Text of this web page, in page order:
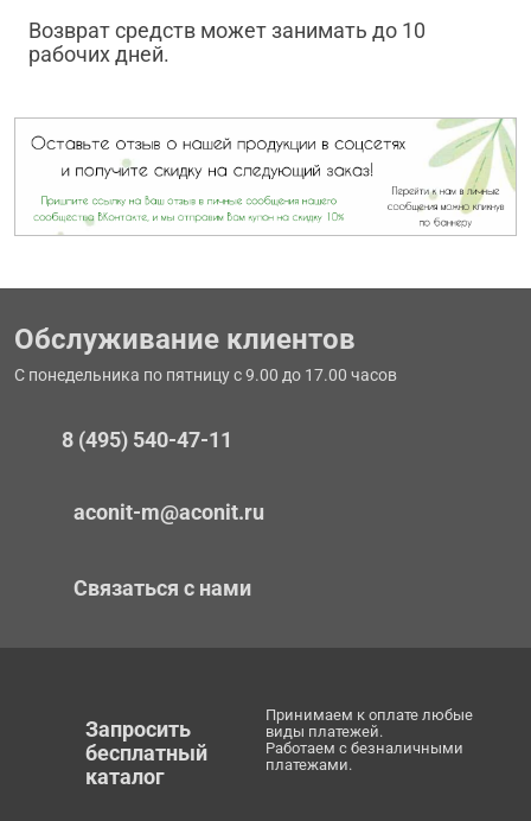
Возврат средств может занимать до 10
рабочих дней.
Обслуживание клиентов
С понедельника по пятницу с 9.00 до 17.00 часов
8 (495) 540-47-11
aconit-m@aconit.ru
Связаться с нами
Запросить
бесплатный
каталог
Принимаем к оплате любые
виды платежей.
Работаем с безналичными
платежами.